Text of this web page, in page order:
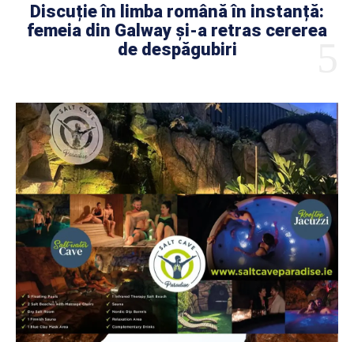
Discuție în limba română în instanță:
femeia din Galway și-a retras cererea
de despăgubiri